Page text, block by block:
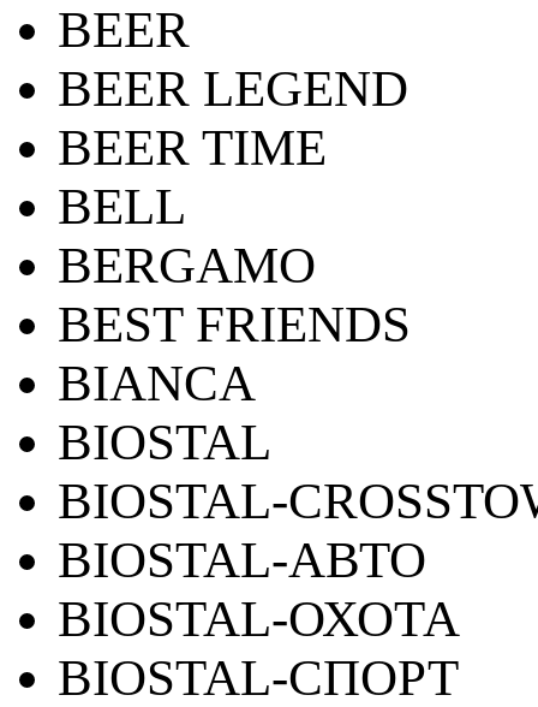
BEER
BEER LEGEND
BEER TIME
BELL
BERGAMO
BEST FRIENDS
BIANCA
BIOSTAL
BIOSTAL-
BIOSTAL-АВТО
BIOSTAL-ОХОТА
BIOSTAL-СПОРТ